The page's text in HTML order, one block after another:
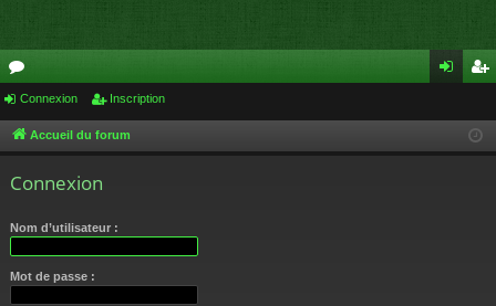
or
u cri
Connexion Inscription
Accueil du forum
Connexion
Nom d’utilisateur :
Mot de passe :